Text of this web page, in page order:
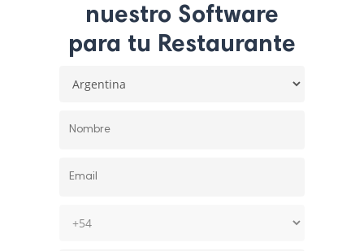
nuestro Software
para tu Restaurante